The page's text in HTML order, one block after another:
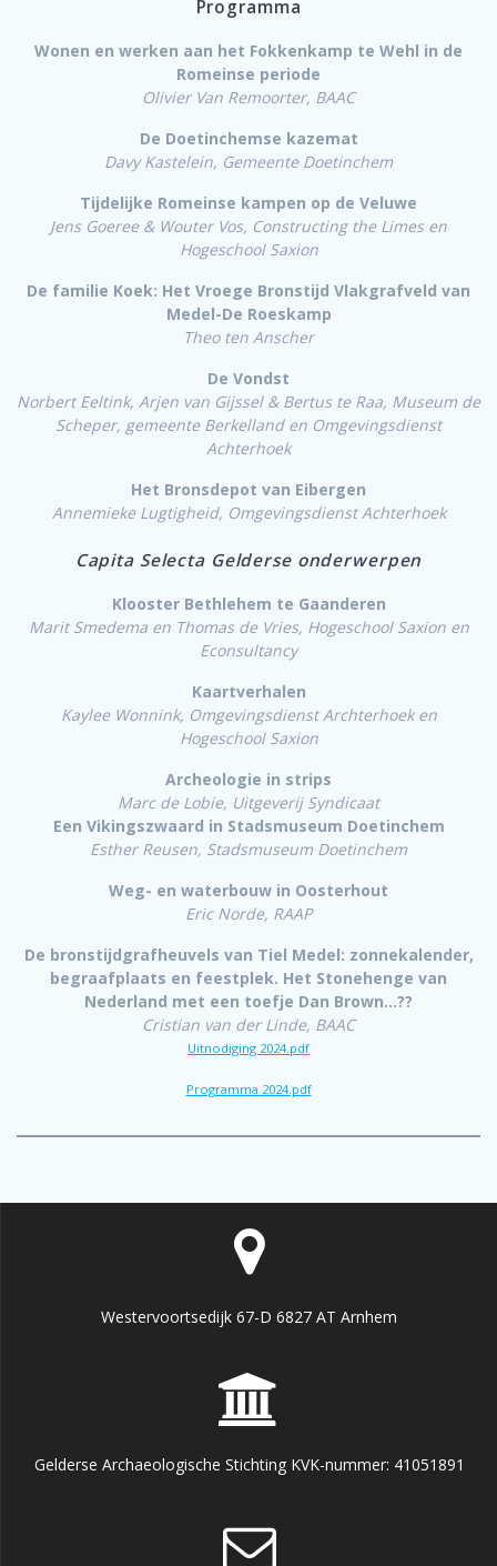
Programma
Wonen en werken aan het Fokkenkamp te Wehl in de
Romeinse periode
Olivier Van Remoorter, BAAC
De Doetinchemse kazemat
Davy Kastelein, Gemeente Doetinchem
Tijdelijke Romeinse kampen op de Veluwe
Jens Goeree & Wouter Vos, Constructing the Limes en
Hogeschool Saxion
De familie Koek: Het Vroege Bronstijd Vlakgrafveld van
Medel-De Roeskamp
Theo ten Anscher
De Vondst
Norbert Eeltink, Arjen van Gijssel & Bertus te Raa, Museum de
Scheper, gemeente Berkelland en Omgevingsdienst
Achterhoek
Het Bronsdepot van Eibergen
Annemieke Lugtigheid, Omgevingsdienst Achterhoek
Capita Selecta Gelderse onderwerpen
Klooster Bethlehem te Gaanderen
Marit Smedema en Thomas de Vries, Hogeschool Saxion en
Econsultancy
Kaartverhalen
Kaylee Wonnink, Omgevingsdienst Archterhoek en
Hogeschool Saxion
Archeologie in strips
Marc de Lobie, Uitgeverij Syndicaat
Een Vikingszwaard in Stadsmuseum Doetinchem
Esther Reusen, Stadsmuseum Doetinchem
Weg- en waterbouw in Oosterhout
Eric Norde, RAAP
De bronstijdgrafheuvels van Tiel Medel: zonnekalender,
begraafplaats en feestplek. Het Stonehenge van
Nederland met een toefje Dan Brown…??
Cristian van der Linde, BAAC
Uitnodiging 2024.pdf
Programma 2024.pdf
Westervoortsedijk 67-D 6827 AT Arnhem
Gelderse Archaeologische Stichting KVK-nummer: 41051891